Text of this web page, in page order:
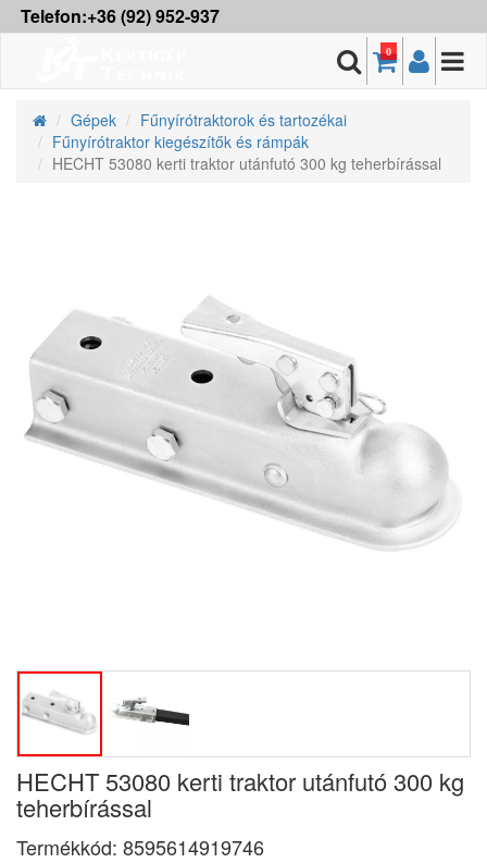
Telefon:+36 (92) 952-937
0
Gépek
Fűnyírótraktorok és tartozékai
Fűnyírótraktor kiegészítők és rámpák
HECHT 53080 kerti traktor utánfutó 300 kg teherbírással
HECHT 53080 kerti traktor utánfutó 300 kg
teherbírással
Termékkód: 8595614919746